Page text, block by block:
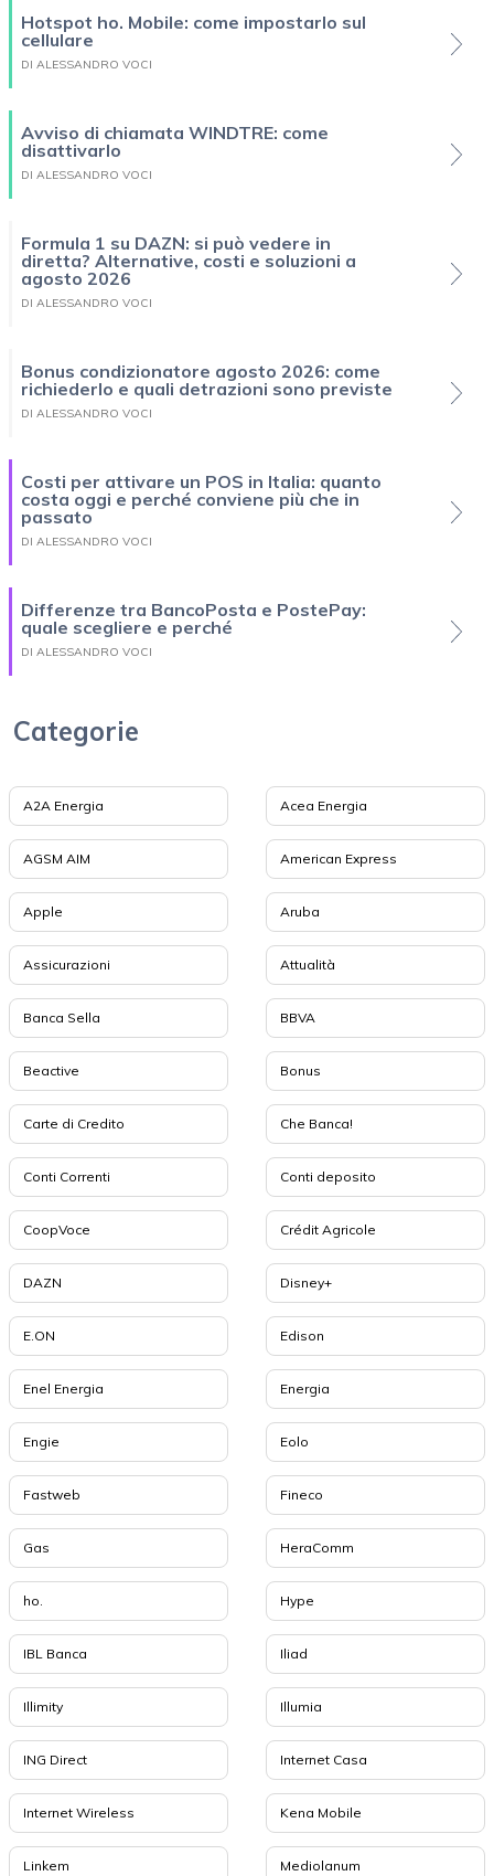
Hotspot ho. Mobile: come impostarlo sul
cellulare
DI ALESSANDRO VOCI
Avviso di chiamata WINDTRE: come
disattivarlo
DI ALESSANDRO VOCI
Formula 1 su DAZN: si può vedere in
diretta? Alternative, costi e soluzioni a
agosto 2026
DI ALESSANDRO VOCI
Bonus condizionatore agosto 2026: come
richiederlo e quali detrazioni sono previste
DI ALESSANDRO VOCI
Costi per attivare un POS in Italia: quanto
costa oggi e perché conviene più che in
passato
DI ALESSANDRO VOCI
Differenze tra BancoPosta e PostePay:
quale scegliere e perché
DI ALESSANDRO VOCI
Categorie
A2A Energia Acea Energia
AGSM AIM American Express
Apple Aruba
Assicurazioni Attualità
Banca Sella BBVA
Beactive Bonus
Carte di Credito Che Banca!
Conti Correnti Conti deposito
CoopVoce Crédit Agricole
DAZN Disney+
E.ON Edison
Enel Energia Energia
Engie Eolo
Fastweb Fineco
Gas HeraComm
ho. Hype
IBL Banca Iliad
Illimity Illumia
ING Direct Internet Casa
Internet Wireless Kena Mobile
Linkem Mediolanum